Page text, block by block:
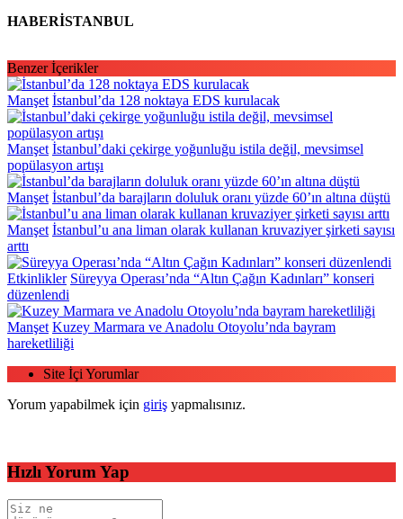
HABERİSTANBUL
Benzer İçerikler
Manşet İstanbul’da 128 noktaya EDS kurulacak
Manşet İstanbul’daki çekirge yoğunluğu istila değil, mevsimsel
popülasyon artışı
Manşet İstanbul’da barajların doluluk oranı yüzde 60’ın altına düştü
Manşet İstanbul’u ana liman olarak kullanan kruvaziyer şirketi sayısı
arttı
Etkinlikler Süreyya Operası’nda “Altın Çağın Kadınları” konseri
düzenlendi
Manşet Kuzey Marmara ve Anadolu Otoyolu’nda bayram
hareketliliği
Site İçi Yorumlar
Yorum yapabilmek için giriş yapmalısınız.
Hızlı Yorum Yap